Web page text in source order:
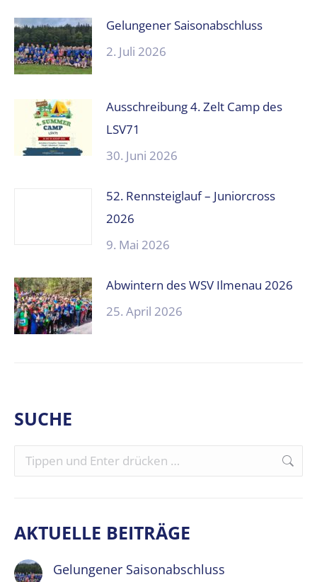
Gelungener Saisonabschluss
2. Juli 2026
Ausschreibung 4. Zelt Camp des
LSV71
30. Juni 2026
52. Rennsteiglauf – Juniorcross
2026
9. Mai 2026
Abwintern des WSV Ilmenau 2026
25. April 2026
SUCHE
Search:
AKTUELLE BEITRÄGE
Gelungener Saisonabschluss